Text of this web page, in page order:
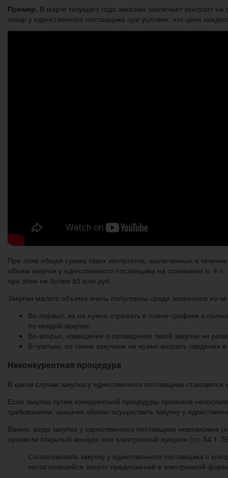
Пример. В марте текущего года заказчик заключает контракт
товар у единственного поставщика при условии, что цена
При этом общая сумма таких контрактов, заключенных в
объем закупок у единственного поставщика на основании п. 4
при этом не более 50 млн руб.
Закупки малого объема очень популярны среди заказчиков из-
Во-первых, их не нужно отражать в плане-графике в
по каждой закупке.
Во-вторых, извещение о проведении такой закупки не
В-третьих, по таким закупкам не нужно вносить сведения в
Неконкурентная процедура
В каком случае закупка у единственного поставщика
Если закупка путем конкурентной процедуры признана
требованиям, заказчик обязан осуществить закупку у
Важно: когда закупка у единственного поставщика невозможна
провести открытый конкурс или электронный аукцион (ст.
Согласовывать закупку у единственного поставщика с
несостоявшийся запрос предложений в электронной